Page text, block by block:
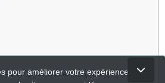
un service client toujours à l'écoute !
pour améliorer votre expérience